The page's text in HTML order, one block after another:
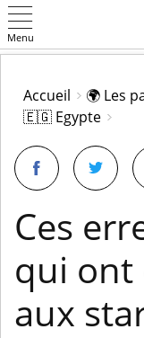
Menu
Accueil 🌍 Les
🇪🇬 Egypte
Ces
qui ont
aux